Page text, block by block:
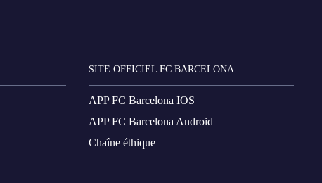
SITE OFFICIEL FC BARCELONA
APP FC Barcelona IOS
APP FC Barcelona Android
Chaîne éthique